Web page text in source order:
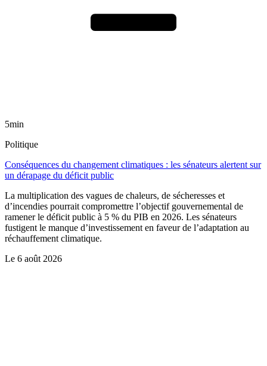
5min
Politique
Conséquences du changement climatiques : les sénateurs alertent sur
un dérapage du déficit public
La multiplication des vagues de chaleurs, de sécheresses et
d’incendies pourrait compromettre l’objectif gouvernemental de
ramener le déficit public à 5 % du PIB en 2026. Les sénateurs
fustigent le manque d’investissement en faveur de l’adaptation au
réchauffement climatique.
Le 6 août 2026